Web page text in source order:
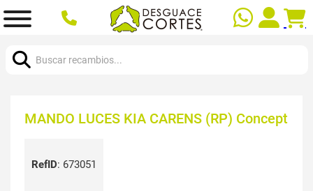
MANDO LUCES KIA CARENS (RP) Concept
RefID: 673051